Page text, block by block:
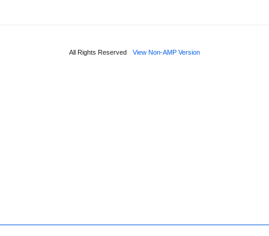
All Rights Reserved View Non-AMP Version